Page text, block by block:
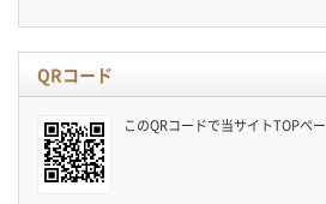
QRコード
このQRコードで当サイトTOPペ